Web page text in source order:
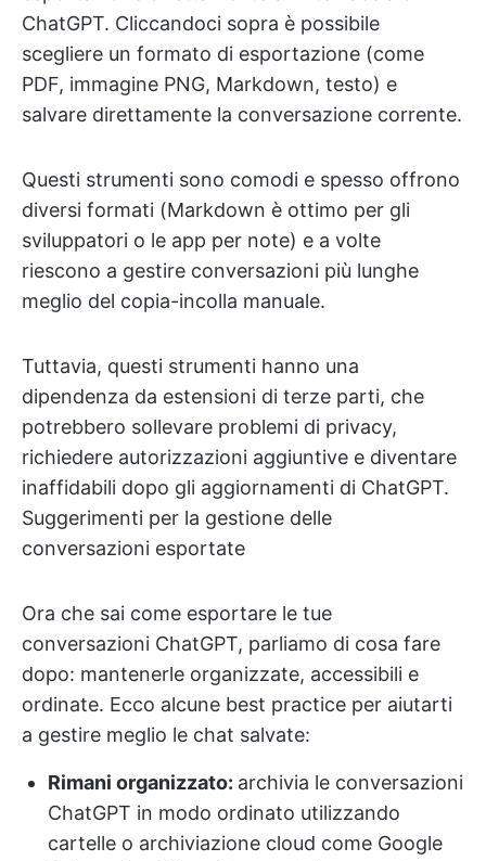
ChatGPT. Cliccandoci sopra è possibile
scegliere un formato di esportazione (come
PDF, immagine PNG, Markdown, testo) e
salvare direttamente la conversazione corrente.
Questi strumenti sono comodi e spesso offrono
diversi formati (Markdown è ottimo per gli
sviluppatori o le app per note) e a volte
riescono a gestire conversazioni più lunghe
meglio del copia-incolla manuale.
Tuttavia, questi strumenti hanno una
dipendenza da estensioni di terze parti, che
potrebbero sollevare problemi di privacy,
richiedere autorizzazioni aggiuntive e diventare
inaffidabili dopo gli aggiornamenti di ChatGPT.
Suggerimenti per la gestione delle
conversazioni esportate
Ora che sai come esportare le tue
conversazioni ChatGPT, parliamo di cosa fare
dopo: mantenerle organizzate, accessibili e
ordinate. Ecco alcune best practice per aiutarti
a gestire meglio le chat salvate:
Rimani organizzato: archivia le conversazioni
ChatGPT in modo ordinato utilizzando
cartelle o archiviazione cloud come Google